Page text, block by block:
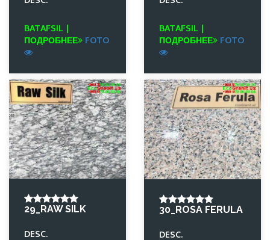
BATAFSIL |
ПОДРОБНЕЕ
FOTO
BATAFSIL |
ПОДРОБНЕЕ
FOTO
29_RAW SILK
DESC.
30_ROSA FERULA
DESC.